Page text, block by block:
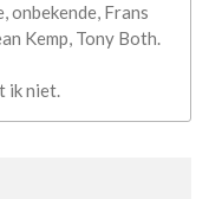
onbekende, Frans
Kemp, Tony Both.
ik niet.